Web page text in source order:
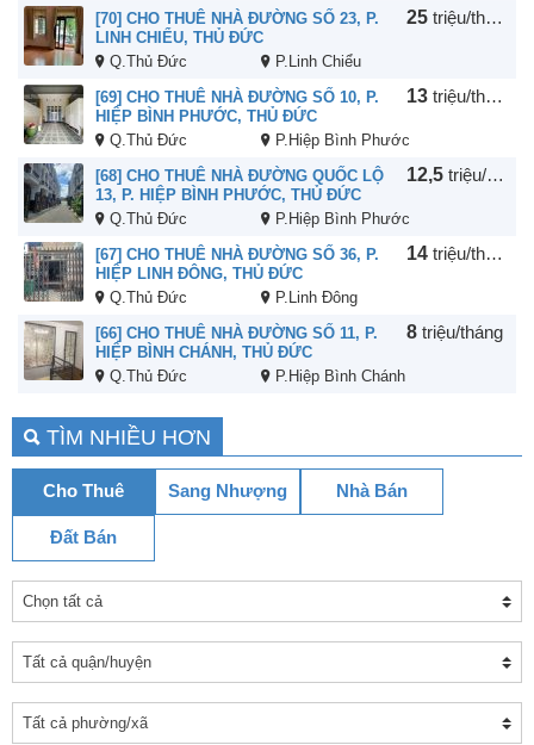
[70] CHO THUÊ NHÀ ĐƯỜNG SỐ 23, P.
LINH CHIỂU, THỦ ĐỨC
25 triệu/tháng
Q.Thủ Đức
P.Linh Chiểu
[69] CHO THUÊ NHÀ ĐƯỜNG SỐ 10, P.
HIỆP BÌNH PHƯỚC, THỦ ĐỨC
13 triệu/tháng
Q.Thủ Đức
P.Hiệp Bình Phước
[68] CHO THUÊ NHÀ ĐƯỜNG QUỐC LỘ
13, P. HIỆP BÌNH PHƯỚC, THỦ ĐỨC
12,5 triệu/tháng
Q.Thủ Đức
P.Hiệp Bình Phước
[67] CHO THUÊ NHÀ ĐƯỜNG SỐ 36, P.
HIỆP LINH ĐÔNG, THỦ ĐỨC
14 triệu/tháng
Q.Thủ Đức
P.Linh Đông
[66] CHO THUÊ NHÀ ĐƯỜNG SỐ 11, P.
HIỆP BÌNH CHÁNH, THỦ ĐỨC
8 triệu/tháng
Q.Thủ Đức P.Hiệp Bình Chánh
TÌM NHIỀU HƠN
Cho Thuê Sang Nhượng Nhà Bán
Đất Bán